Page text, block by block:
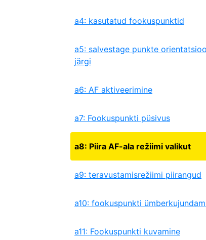
a4: kasutatud fookuspunktid
a5: salvestage punkte
järgi
a6: AF aktiveerimine
a7: Fookuspunkti püsivus
a8: Piira AF-ala režiimi valikut
a9: teravustamisrežiimi piirangud
a10: fookuspunkti
a11: Fookuspunkti kuvamine